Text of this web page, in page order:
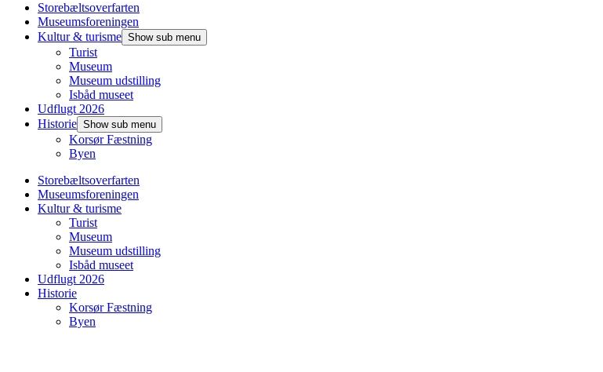
Storebæltsoverfarten
Museumsforeningen
Kultur & turisme Show sub menu
Turist
Museum
Museum udstilling
Isbåd museet
Udflugt 2026
Historie Show sub menu
Korsør Fæstning
Byen
Storebæltsoverfarten
Museumsforeningen
Kultur & turisme
Turist
Museum
Museum udstilling
Isbåd museet
Udflugt 2026
Historie
Korsør Fæstning
Byen